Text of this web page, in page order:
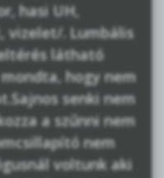
hasi UH,
vizelet/. Lumbális
látható
hogy nem
senki nem
a szűnni nem
nem
voltunk aki